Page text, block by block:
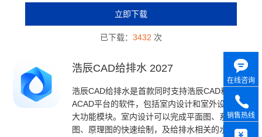
立即下载
已下载： 3432 次
浩辰CAD给排水 2027
浩辰CAD给排水是首款同时支持浩辰CAD和
ACAD平台的软件，包括室内设计和室外设计两
大功能模块。室内设计可以完成平面图、系统
图、原理图的快速绘制，及给排水相关的水力计
在线咨询
销售热线